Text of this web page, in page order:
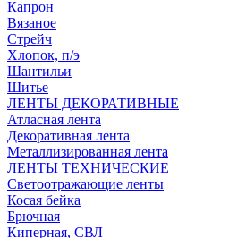
Капрон
Вязаное
Стрейч
Хлопок, п/э
Шантильи
Шитье
ЛЕНТЫ ДЕКОРАТИВНЫЕ
Атласная лента
Декоративная лента
Металлизированная лента
ЛЕНТЫ ТЕХНИЧЕСКИЕ
Светоотражающие ленты
Косая бейка
Брючная
Киперная, СВЛ